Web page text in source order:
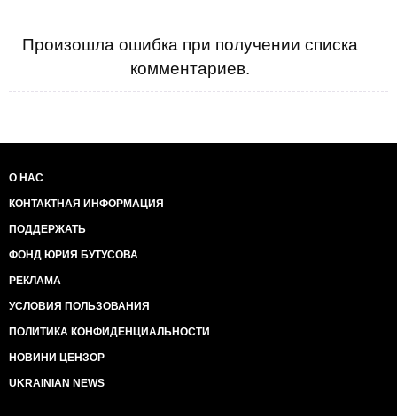
Произошла ошибка при получении списка
комментариев.
О НАС
КОНТАКТНАЯ ИНФОРМАЦИЯ
ПОДДЕРЖАТЬ
ФОНД ЮРИЯ БУТУСОВА
РЕКЛАМА
УСЛОВИЯ ПОЛЬЗОВАНИЯ
ПОЛИТИКА КОНФИДЕНЦИАЛЬНОСТИ
НОВИНИ ЦЕНЗОР
UKRAINIAN NEWS